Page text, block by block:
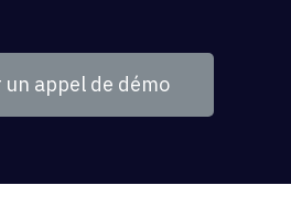
un appel de démo